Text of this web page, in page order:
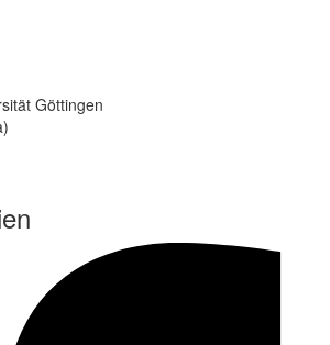
Göttingen